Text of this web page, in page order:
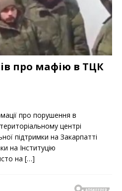
про мафію в ТЦК
про порушення в
центрі
підтримки на Закарпатті
на Інституцію
на […]